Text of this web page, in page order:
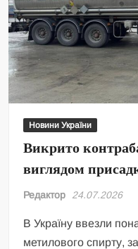
Новини України
Викрито
виглядом
Редактор 24.07.2026
В Україну ввезли
метилового спирту,